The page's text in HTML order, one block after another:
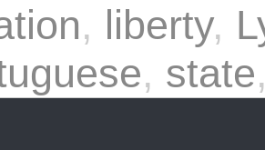
, liberty,
, state